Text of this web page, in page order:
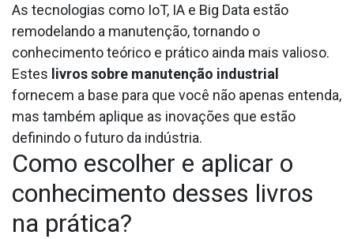
As tecnologias como IoT, IA e Big Data estão
remodelando a manutenção, tornando o
conhecimento teórico e prático ainda mais valioso.
Estes livros sobre manutenção industrial
fornecem a base para que você não apenas entenda,
mas também aplique as inovações que estão
definindo o futuro da indústria.
Como escolher e aplicar o
conhecimento desses livros
na prática?